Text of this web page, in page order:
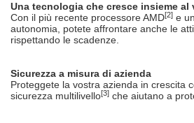
Una tecnologia che cresce insieme al
Con il più recente processore AMD[2] e
autonomia, potete affrontare anche le
rispettando le scadenze.
Sicurezza a misura di azienda
Proteggete la vostra azienda in crescita
sicurezza multilivello[3] che aiutano a